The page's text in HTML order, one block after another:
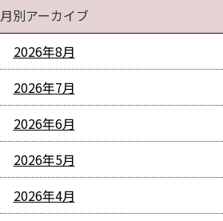
月別アーカイブ
2026年8月
2026年7月
2026年6月
2026年5月
2026年4月